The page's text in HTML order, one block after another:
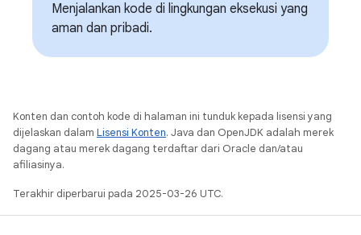
Menjalankan kode di lingkungan eksekusi yang
aman dan pribadi.
Konten dan contoh kode di halaman ini tunduk kepada lisensi yang
dijelaskan dalam Lisensi Konten. Java dan OpenJDK adalah merek
dagang atau merek dagang terdaftar dari Oracle dan/atau
afiliasinya.
Terakhir diperbarui pada 2025-03-26 UTC.